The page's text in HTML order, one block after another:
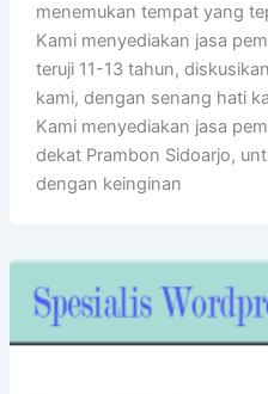
menemukan tempat yang
Kami menyediakan jasa
teruji 11-13 tahun,
kami, dengan senang hati
Kami menyediakan jasa
dekat Prambon Sidoarjo,
dengan keinginan